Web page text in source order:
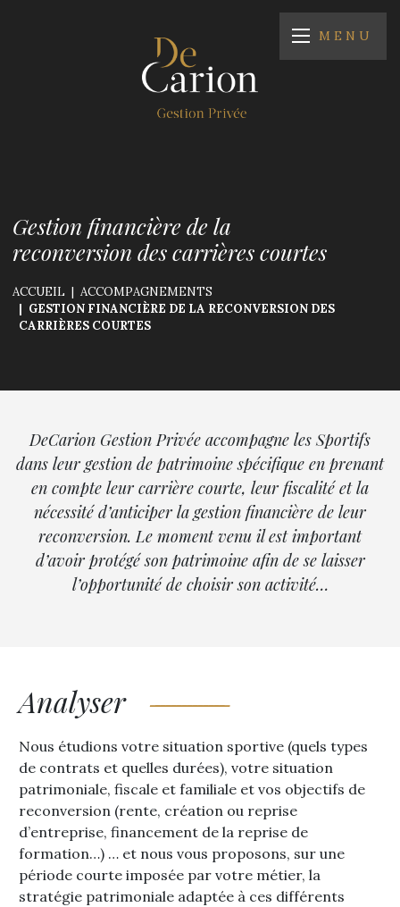
MENU
Gestion financière de la
reconversion des carrières courtes
ACCUEIL
ACCOMPAGNEMENTS
GESTION FINANCIÈRE DE LA RECONVERSION DES
CARRIÈRES COURTES
DeCarion Gestion Privée accompagne les Sportifs
dans leur gestion de patrimoine spécifique en prenant
en compte leur carrière courte, leur fiscalité et la
nécessité d’anticiper la gestion financière de leur
reconversion. Le moment venu il est important
d’avoir protégé son patrimoine afin de se laisser
l’opportunité de choisir son activité…
Analyser
Nous étudions votre situation sportive (quels types
de contrats et quelles durées), votre situation
patrimoniale, fiscale et familiale et vos objectifs de
reconversion (rente, création ou reprise
d’entreprise, financement de la reprise de
formation…) … et nous vous proposons, sur une
période courte imposée par votre métier, la
stratégie patrimoniale adaptée à ces différents